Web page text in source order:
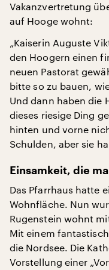
Vakanzvertretung
auf Hooge wohnt:
„Kaiserin Auguste
den Hoogern einen
neuen Pastorat
bitte so zu bauen,
Und dann haben die
dieses riesige Ding
hinten und vorne
Schulden, aber sie
Einsamkeit, die
Das Pfarrhaus hatte
Wohnfläche. Nun
Rugenstein wohnt
Mit einem
die Nordsee. Die
Vorstellung einer